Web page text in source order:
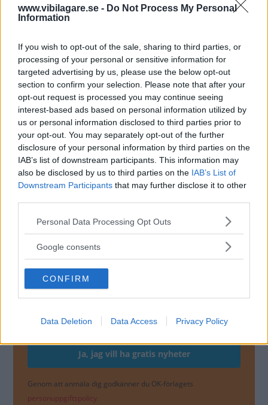
www.vibilagare.se - Do Not Process My Personal
Information
If you wish to opt-out of the sale, sharing to third parties, or
processing of your personal or sensitive information for
targeted advertising by us, please use the below opt-out
section to confirm your selection. Please note that after your
opt-out request is processed you may continue seeing
interest-based ads based on personal information utilized by
us or personal information disclosed to third parties prior to
your opt-out. You may separately opt-out of the further
disclosure of your personal information by third parties on the
IAB’s list of downstream participants. This information may
also be disclosed by us to third parties on the IAB’s List of
Downstream Participants that may further disclose it to other
Please note that this website/app uses one or more Google
not limited to your visit or usage behaviour. You may click to
use your data for below specified purposes in below Google
consent section.
Personal Data Processing Opt Outs
Google consents
CONFIRM
Data Deletion Data Access Privacy Policy
Diskutera: Vad tycker du om nya Opel Meriva?
MISSA INTE KOMMANDE ARTIKLAR OM
NYHETER
Genom att anmäla dig godkänner du OK-förlagets
personuppgiftspolicy.